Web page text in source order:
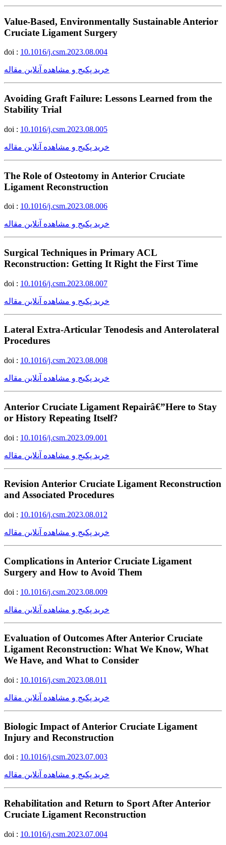
Value-Based, Environmentally Sustainable Anterior
Cruciate Ligament Surgery
doi : 10.1016/j.csm.2023.08.004
خرید پکیج و مشاهده آنلاین مقاله
Avoiding Graft Failure: Lessons Learned from the
Stability Trial
doi : 10.1016/j.csm.2023.08.005
خرید پکیج و مشاهده آنلاین مقاله
The Role of Osteotomy in Anterior Cruciate
Ligament Reconstruction
doi : 10.1016/j.csm.2023.08.006
خرید پکیج و مشاهده آنلاین مقاله
Surgical Techniques in Primary ACL
Reconstruction: Getting It Right the First Time
doi : 10.1016/j.csm.2023.08.007
خرید پکیج و مشاهده آنلاین مقاله
Lateral Extra-Articular Tenodesis and Anterolateral
Procedures
doi : 10.1016/j.csm.2023.08.008
خرید پکیج و مشاهده آنلاین مقاله
Anterior Cruciate Ligament Repairâ€”Here to Stay
or History Repeating Itself?
doi : 10.1016/j.csm.2023.09.001
خرید پکیج و مشاهده آنلاین مقاله
Revision Anterior Cruciate Ligament Reconstruction
and Associated Procedures
doi : 10.1016/j.csm.2023.08.012
خرید پکیج و مشاهده آنلاین مقاله
Complications in Anterior Cruciate Ligament
Surgery and How to Avoid Them
doi : 10.1016/j.csm.2023.08.009
خرید پکیج و مشاهده آنلاین مقاله
Evaluation of Outcomes After Anterior Cruciate
Ligament Reconstruction: What We Know, What
We Have, and What to Consider
doi : 10.1016/j.csm.2023.08.011
خرید پکیج و مشاهده آنلاین مقاله
Biologic Impact of Anterior Cruciate Ligament
Injury and Reconstruction
doi : 10.1016/j.csm.2023.07.003
خرید پکیج و مشاهده آنلاین مقاله
Rehabilitation and Return to Sport After Anterior
Cruciate Ligament Reconstruction
doi : 10.1016/j.csm.2023.07.004